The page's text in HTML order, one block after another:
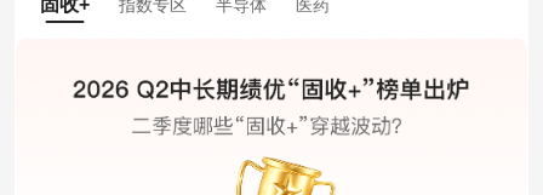
固收+ 指数专区 半导体 医药